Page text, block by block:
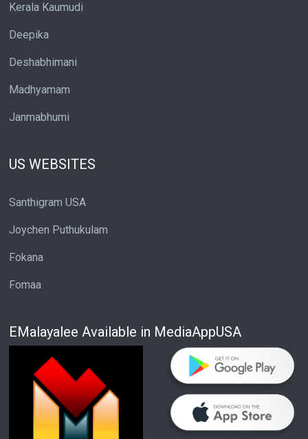
Kerala Kaumudi
Deepika
Deshabhimani
Madhyamam
Janmabhumi
US WEBSITES
Santhigram USA
Joychen Puthukulam
Fokana
Fomaa
EMalayalee Available in MediaAppUSA